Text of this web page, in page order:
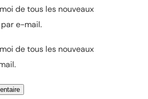
de tous les nouveaux
e-mail.
de tous les nouveaux